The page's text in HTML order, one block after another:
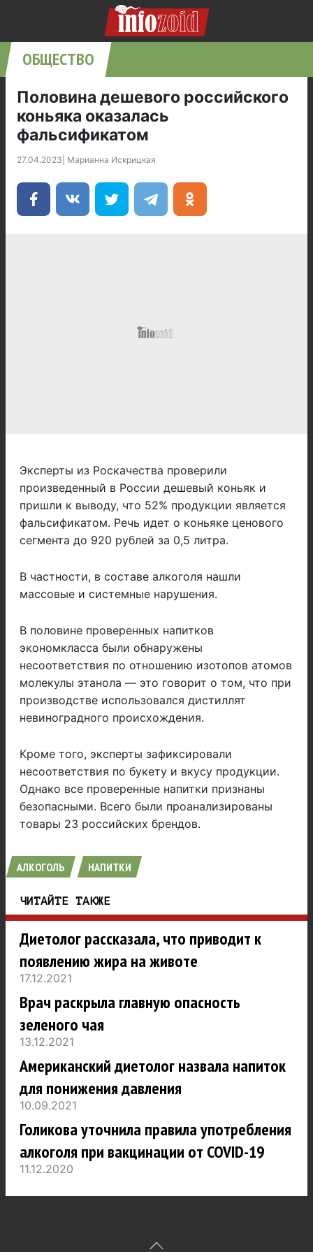
ОБЩЕСТВО
Половина дешевого российского
коньяка оказалась
фальсификатом
27.04.2023 Марианна Искрицкая
Эксперты из Роскачества проверили
произведенный в России дешевый коньяк и
пришли к выводу, что 52% продукции является
фальсификатом. Речь идет о коньяке ценового
сегмента до 920 рублей за 0,5 литра.
В частности, в составе алкоголя нашли
массовые и системные нарушения.
В половине проверенных напитков
экономкласса были обнаружены
несоответствия по отношению изотопов атомов
молекулы этанола — это говорит о том, что при
производстве использовался дистиллят
невиноградного происхождения.
Кроме того, эксперты зафиксировали
несоответствия по букету и вкусу продукции.
Однако все проверенные напитки признаны
безопасными. Всего были проанализированы
товары 23 российских брендов.
АЛКОГОЛЬ НАПИТКИ
ЧИТАЙТЕ ТАКЖЕ
Диетолог рассказала, что приводит к
появлению жира на животе
17.12.2021
Врач раскрыла главную опасность
зеленого чая
13.12.2021
Американский диетолог назвала напиток
для понижения давления
10.09.2021
Голикова уточнила правила употребления
алкоголя при вакцинации от COVID-19
11.12.2020